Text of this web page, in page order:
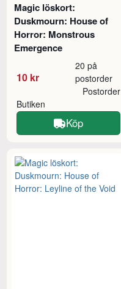
Magic löskort:
Duskmourn: House of
Horror: Monstrous
Emergence
10 kr
20 på
postorder
Butiken
Postorder
Köp